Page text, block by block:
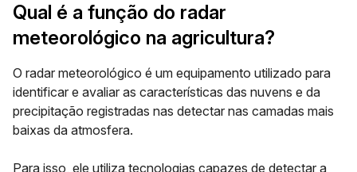
Qual é a função do radar
meteorológico na agricultura?
O radar meteorológico é um equipamento utilizado para
identificar e avaliar as características das nuvens e da
precipitação registradas nas detectar nas camadas mais
baixas da atmosfera.
Para isso, ele utiliza tecnologias capazes de detectar a